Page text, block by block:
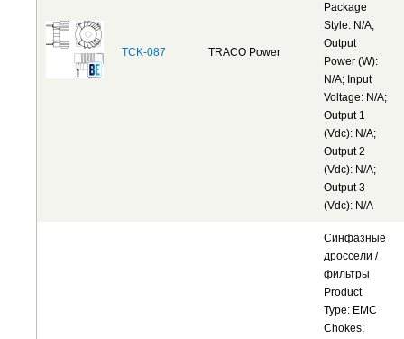
TCK-087 TRACO Power
Package
Style: N/A;
Output
Power (W):
N/A; Input
Voltage: N/A;
Output 1
(Vdc): N/A;
Output 2
(Vdc): N/A;
Output 3
(Vdc): N/A
Синфазные
дроссели /
фильтры
Product
Type: EMC
Chokes;